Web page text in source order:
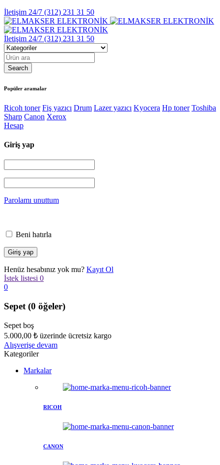
İletişim 24/7 (312) 231 31 50
İletişim 24/7 (312) 231 31 50
Popüler aramalar
Ricoh toner Fiş yazıcı Drum Lazer yazıcı Kyocera Hp toner Toshiba
Sharp Canon Xerox
Hesap
Giriş yap
Parolamı unuttum
Beni hatırla
Henüz hesabınız yok mu? Kayıt Ol
İstek listesi 0
0
Sepet (0 öğeler)
Sepet boş
5.000,00 ₺ üzerinde ücretsiz kargo
Alışverişe devam
Kategoriler
Markalar
RICOH
CANON